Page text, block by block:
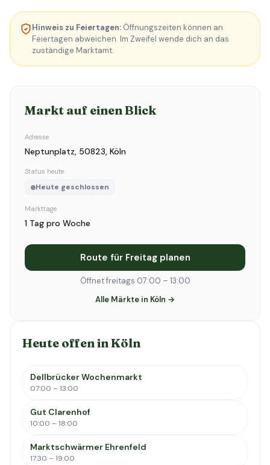
Hinweis zu Feiertagen: Öffnungszeiten können an
Feiertagen abweichen. Im Zweifel wende dich an das
zuständige Marktamt.
Markt auf einen Blick
Adresse
Neptunplatz, 50823, Köln
Status heute
Heute geschlossen
Markttage
1 Tag pro Woche
Route für Freitag planen
Öffnet freitags 07:00 – 13:00
Alle Märkte in Köln →
Heute offen in Köln
Dellbrücker Wochenmarkt
07:00 – 13:00
Gut Clarenhof
10:00 – 18:00
Marktschwärmer Ehrenfeld
17:30 – 19:00